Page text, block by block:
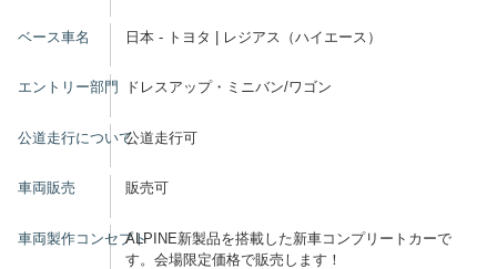
ベース車名 日本 - トヨタ | レジアス（ハイエース）
エントリー部門 ドレスアップ・ミニバン/ワゴン
公道走行について公道走行可
車両販売 販売可
車両製作コンセプトALPINE新製品を搭載した新車コンプリートカーで
す。会場限定価格で販売します！